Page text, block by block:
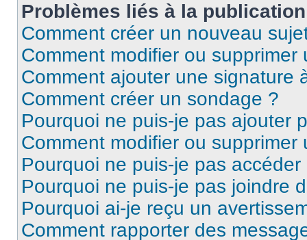
Problèmes liés à la
Comment créer un nouveau
Comment modifier ou supprimer
Comment ajouter une signature
Comment créer un sondage ?
Pourquoi ne puis-je pas ajouter
Comment modifier ou supprimer
Pourquoi ne puis-je pas
Pourquoi ne puis-je pas joindre
Pourquoi ai-je reçu un
Comment rapporter des